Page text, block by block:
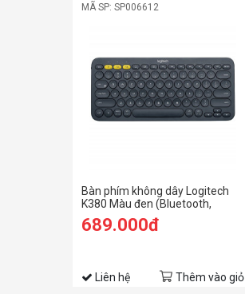
MÃ SP: SP006612
Bàn phím không dây Logitech
K380 Màu đen (Bluetooth,
Không dây )
689.000đ
Liên hệ Thêm vào giỏ